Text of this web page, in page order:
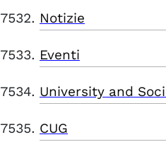
Notizie
Eventi
University and
CUG